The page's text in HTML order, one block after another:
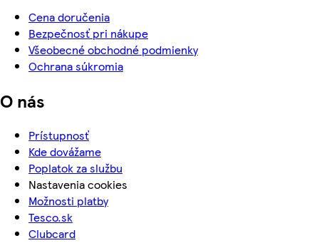
Cena doručenia
Bezpečnosť pri nákupe
Všeobecné obchodné podmienky
Ochrana súkromia
O nás
Prístupnosť
Kde dovážame
Poplatok za službu
Nastavenia cookies
Možnosti platby
Tesco.sk
Clubcard